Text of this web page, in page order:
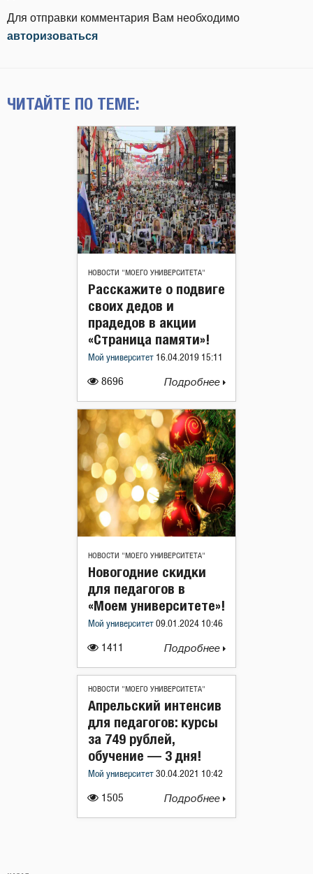
Для отправки комментария Вам необходимо
авторизоваться
ЧИТАЙТЕ ПО ТЕМЕ:
НОВОСТИ "МОЕГО УНИВЕРСИТЕТА"
8696
Расскажите о подвиге
своих дедов и
прадедов в акции
«Страница памяти»!
Мой университет 16.04.2019 15:11
Подробнее
НОВОСТИ "МОЕГО УНИВЕРСИТЕТА"
1411
Новогодние скидки
для педагогов в
«Моем университете»!
Мой университет 09.01.2024 10:46
Подробнее
НОВОСТИ "МОЕГО УНИВЕРСИТЕТА"
1505
Апрельский интенсив
для педагогов: курсы
за 749 рублей,
обучение — 3 дня!
Мой университет 30.04.2021 10:42
Подробнее